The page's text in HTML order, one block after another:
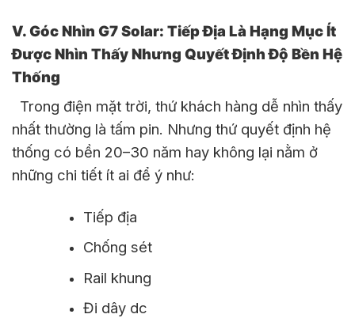
V. Góc Nhìn G7 Solar: Tiếp Địa Là Hạng Mục Ít
Được Nhìn Thấy Nhưng Quyết Định Độ Bền Hệ
Thống
Trong điện mặt trời, thứ khách hàng dễ nhìn thấy
nhất thường là tấm pin. Nhưng thứ quyết định hệ
thống có bền 20–30 năm hay không lại nằm ở
những chi tiết ít ai để ý như:
Tiếp địa
Chống sét
Rail khung
Đi dây dc